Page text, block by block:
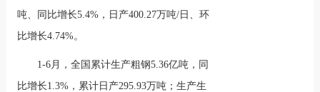
吨、同比增长5.4%，日产400.27万吨/日、环
比增长4.74%。
1-6月，全国累计生产粗钢5.36亿吨，同
比增长1.3%，累计日产295.93万吨；生产生